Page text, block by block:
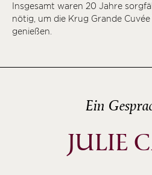
ème
ème
Insgesamt waren 20 Jahre
nötig, um die Krug Grande Cuvée
genießen.
Ein
JULIE